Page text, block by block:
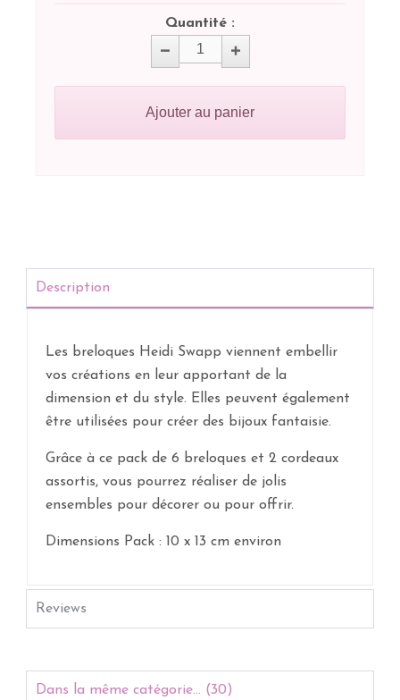
Quantité :
Ajouter au panier
Description
Les breloques Heidi Swapp viennent embellir
vos créations en leur apportant de la
dimension et du style. Elles peuvent également
être utilisées pour créer des bijoux fantaisie.
Grâce à ce pack de 6 breloques et 2 cordeaux
assortis, vous pourrez réaliser de jolis
ensembles pour décorer ou pour offrir.
Dimensions Pack : 10 x 13 cm environ
Reviews
Dans la même catégorie... (30)